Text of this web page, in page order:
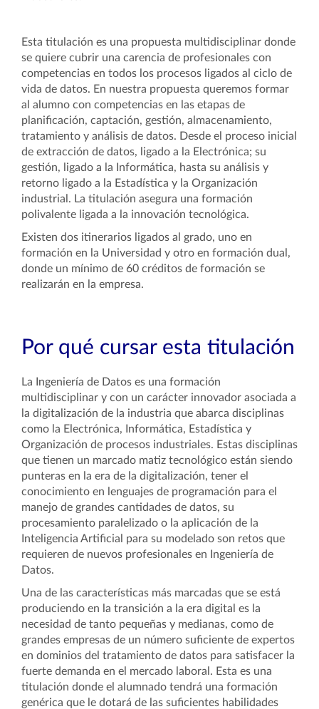
Esta titulación es una propuesta multidisciplinar donde
se quiere cubrir una carencia de profesionales con
competencias en todos los procesos ligados al ciclo de
vida de datos. En nuestra propuesta queremos formar
al alumno con competencias en las etapas de
planificación, captación, gestión, almacenamiento,
tratamiento y análisis de datos. Desde el proceso inicial
de extracción de datos, ligado a la Electrónica; su
gestión, ligado a la Informática, hasta su análisis y
retorno ligado a la Estadística y la Organización
industrial. La titulación asegura una formación
polivalente ligada a la innovación tecnológica.
Existen dos itinerarios ligados al grado, uno en
formación en la Universidad y otro en formación dual,
donde un mínimo de 60 créditos de formación se
realizarán en la empresa.
Por qué cursar esta titulación
La Ingeniería de Datos es una formación
multidisciplinar y con un carácter innovador asociada a
la digitalización de la industria que abarca disciplinas
como la Electrónica, Informática, Estadística y
Organización de procesos industriales. Estas disciplinas
que tienen un marcado matiz tecnológico están siendo
punteras en la era de la digitalización, tener el
conocimiento en lenguajes de programación para el
manejo de grandes cantidades de datos, su
procesamiento paralelizado o la aplicación de la
Inteligencia Artificial para su modelado son retos que
requieren de nuevos profesionales en Ingeniería de
Datos.
Una de las características más marcadas que se está
produciendo en la transición a la era digital es la
necesidad de tanto pequeñas y medianas, como de
grandes empresas de un número suficiente de expertos
en dominios del tratamiento de datos para satisfacer la
fuerte demanda en el mercado laboral. Esta es una
titulación donde el alumnado tendrá una formación
genérica que le dotará de las suficientes habilidades